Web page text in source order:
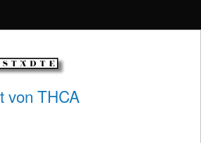
von THCA